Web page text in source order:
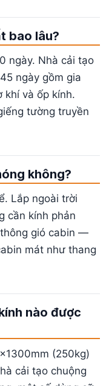
bao lâu?
ngày. Nhà cải tạo
ngày gồm gia
khí và ốp kính.
tường truyền
không?
Lắp ngoài trời
cần kính phản
gió cabin —
mát như thang
nào được
(250kg)
cải tạo chuộng